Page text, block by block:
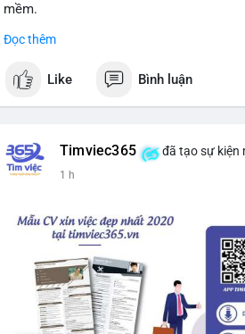
mềm.
#block #ai
$btc $eth
📰 Nguồn: Cointelegraph
Đọc thêm
Like Bình luận
Timviec365 đã tạo sự kiện
1 h